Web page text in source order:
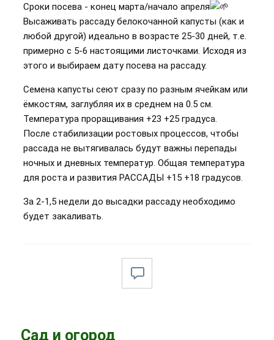
Сроки посева - конец марта/начало апреля
Высаживать рассаду белокочанной капусты (как и
любой другой) идеально в возрасте 25-30 дней, т.е.
примерно с 5-6 настоящими листочками. Исходя из
этого и выбираем дату посева на рассаду.
Семена капусты сеют сразу по разным ячейкам или
ёмкостям, заглубляя их в среднем на 0.5 см.
Температура проращивания +23 +25 градуса.
После стабилизации ростовых процессов, чтобы
рассада не вытягивалась будут важны перепады
ночных и дневных температур. Общая температура
для роста и развития РАССАДЫ +15 +18 градусов.
За 2-1,5 недели до высадки рассаду необходимо
будет закаливать.
Сад и огород